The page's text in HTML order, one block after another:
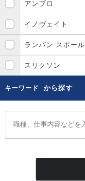
アンブロ
イノヴェイト
ランバン スポール
スリクソン
キーワード から探す